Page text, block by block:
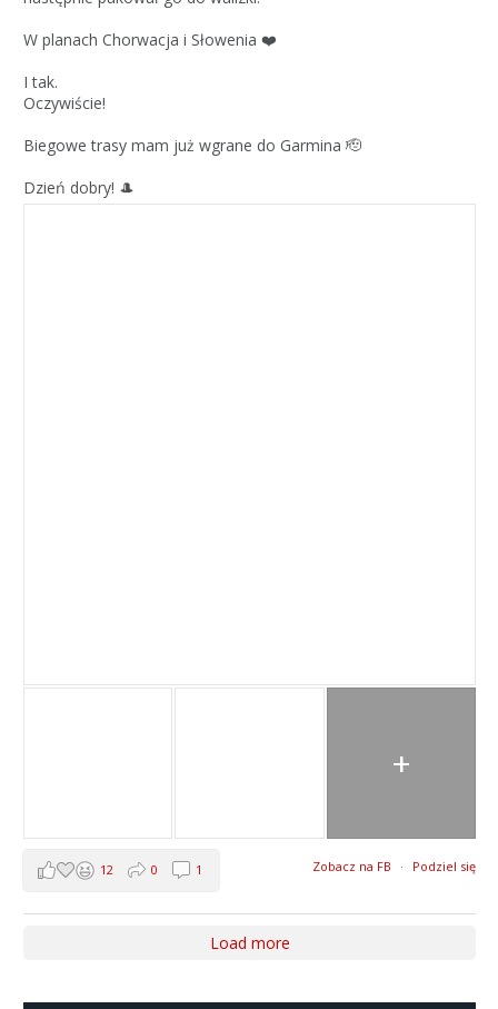
W planach Chorwacja i Słowenia ❤️
I tak.
Oczywiście!
Biegowe trasy mam już wgrane do Garmina 🫡
Dzień dobry! 🎩
+
Zobacz na FB · Podziel się
12 0 1
Load more